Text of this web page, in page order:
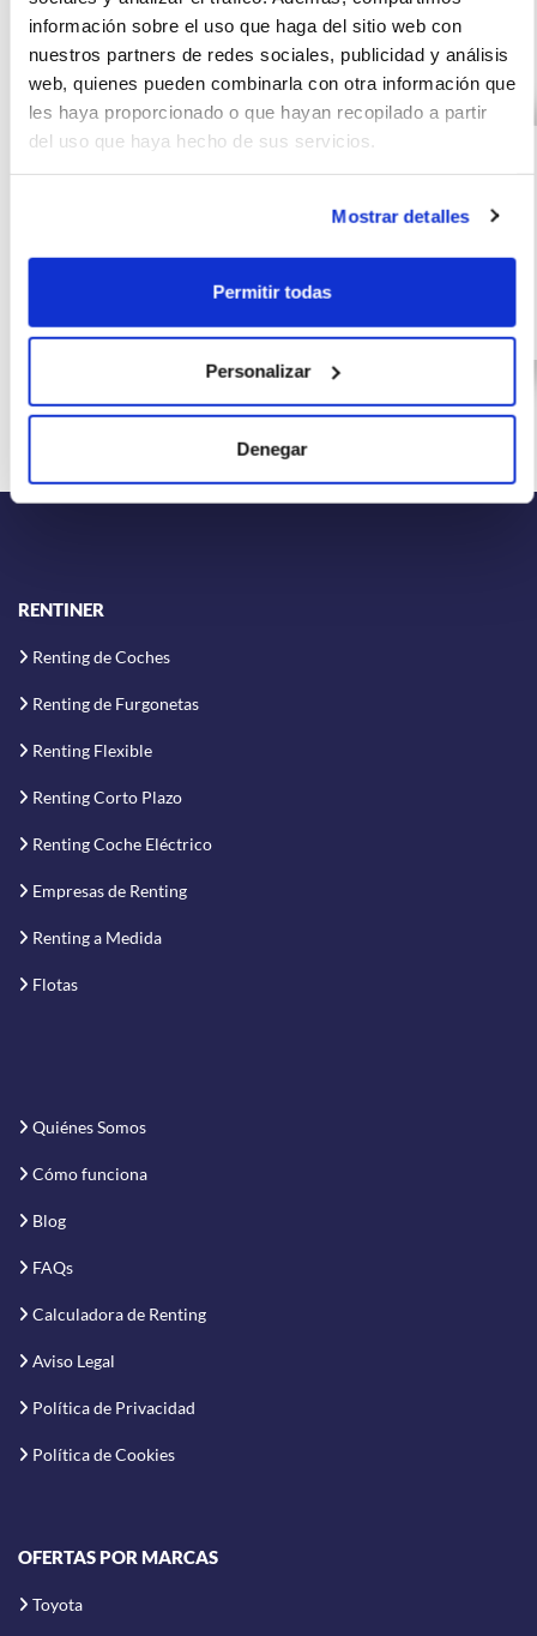
información sobre el uso que haga del sitio web con
nuestros partners de redes sociales, publicidad y análisis
web, quienes pueden combinarla con otra información que
les haya proporcionado o que hayan recopilado a partir
del uso que haya hecho de sus servicios.
Mostrar detalles
Permitir todas
Personalizar
Denegar
Otras ofertas de FORD FIESTA
FORD FIESTA 1.0
EcoBoost MHEV
92kW(125CV) ST-
352
€/mes
(IVA
incluido)
km
125
CV
Híbrido
RENTINER
Renting de Coches
Renting de Furgonetas
Renting Flexible
Renting Corto Plazo
Renting Coche Eléctrico
Empresas de Renting
Renting a Medida
Flotas
Quiénes Somos
Cómo funciona
Blog
FAQs
Calculadora de Renting
Aviso Legal
Política de Privacidad
Política de Cookies
OFERTAS POR MARCAS
Toyota